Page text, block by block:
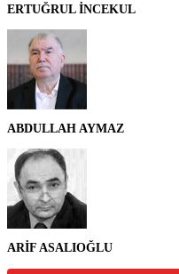
ERTUĞRUL İNCEKUL
ABDULLAH AYMAZ
ARİF ASALIOĞLU